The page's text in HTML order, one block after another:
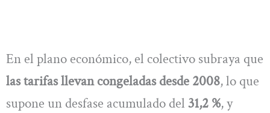
En el plano económico, el colectivo subraya que
las tarifas llevan congeladas desde 2008, lo que
supone un desfase acumulado del 31,2 %, y